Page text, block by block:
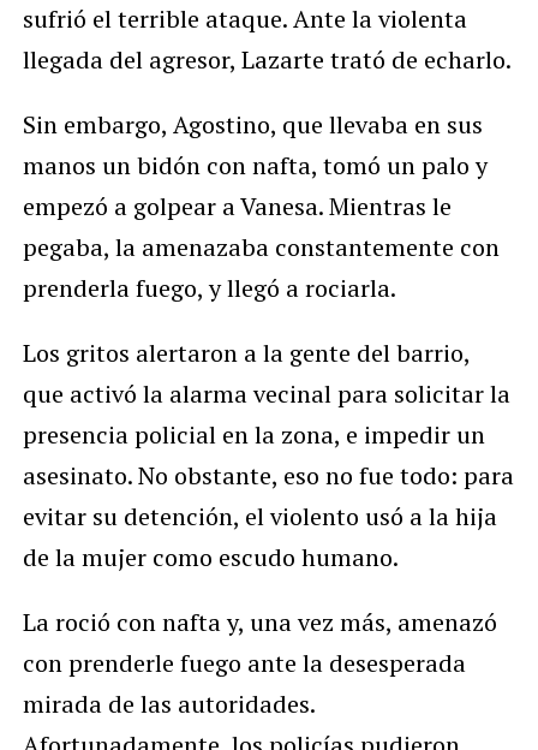
sufrió el terrible ataque. Ante la violenta
llegada del agresor, Lazarte trató de echarlo.
Sin embargo, Agostino, que llevaba en sus
manos un bidón con nafta, tomó un palo y
empezó a golpear a Vanesa. Mientras le
pegaba, la amenazaba constantemente con
prenderla fuego, y llegó a rociarla.
Los gritos alertaron a la gente del barrio,
que activó la alarma vecinal para solicitar la
presencia policial en la zona, e impedir un
asesinato. No obstante, eso no fue todo: para
evitar su detención, el violento usó a la hija
de la mujer como escudo humano.
La roció con nafta y, una vez más, amenazó
con prenderle fuego ante la desesperada
mirada de las autoridades.